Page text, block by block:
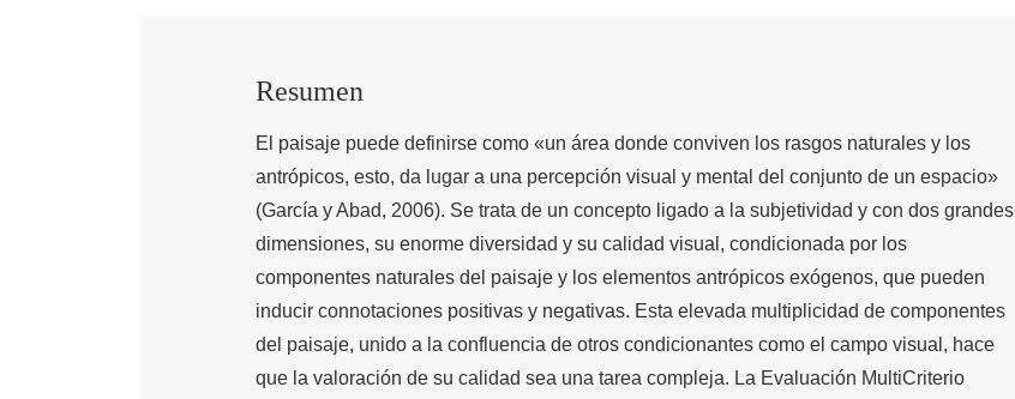
Resumen
El paisaje puede definirse como «un área donde conviven los rasgos naturales y los
antrópicos, esto, da lugar a una percepción visual y mental del conjunto de un espacio»
(García y Abad, 2006). Se trata de un concepto ligado a la subjetividad y con dos grandes
dimensiones, su enorme diversidad y su calidad visual, condicionada por los
componentes naturales del paisaje y los elementos antrópicos exógenos, que pueden
inducir connotaciones positivas y negativas. Esta elevada multiplicidad de componentes
del paisaje, unido a la confluencia de otros condicionantes como el campo visual, hace
que la valoración de su calidad sea una tarea compleja. La Evaluación MultiCriterio